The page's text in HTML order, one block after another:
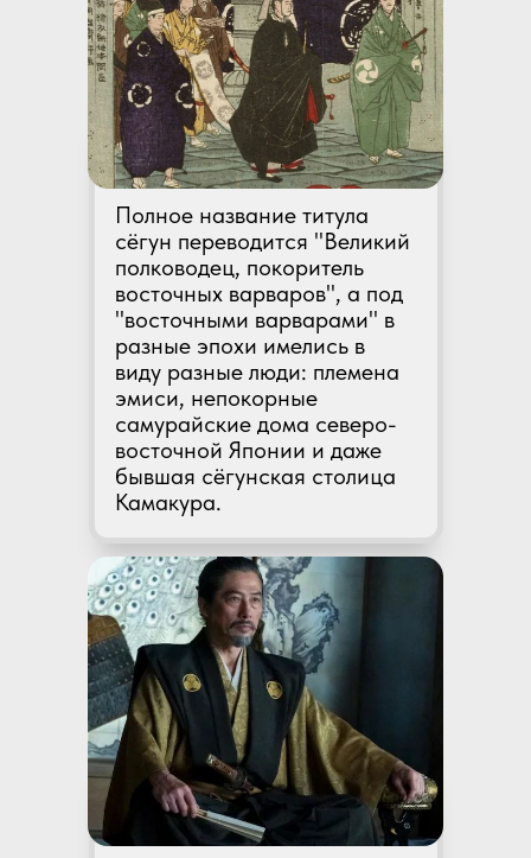
Полное название титула
сёгун переводится "Великий
полководец, покоритель
восточных варваров", а под
"восточными варварами" в
разные эпохи имелись в
виду разные люди: племена
эмиси, непокорные
самурайские дома северо-
восточной Японии и даже
бывшая сёгунская столица
Камакура.